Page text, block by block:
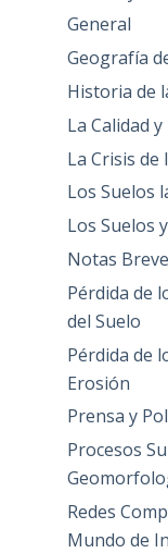
General
Geografía
Historia de
La Calidad
La Crisis de
Los Suelos
Los Suelos
Notas
Pérdida de
del Suelo
Pérdida de
Erosión
Prensa y
Procesos
Redes
Mundo de